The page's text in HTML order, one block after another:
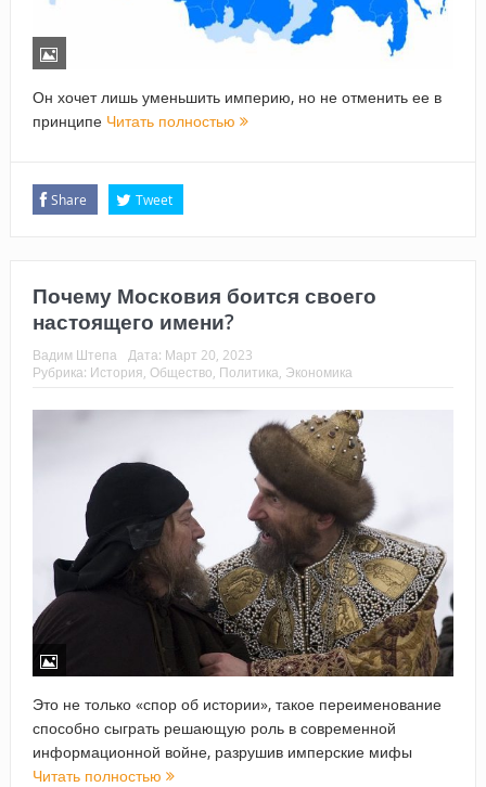
Он хочет лишь уменьшить империю, но не отменить ее в
принципе Читать полностью
Share Tweet
Почему Московия боится своего
настоящего имени?
Вадим Штепа Дата: Март 20, 2023
Рубрика: История Общество Политика Экономика
Это не только «спор об истории», такое переименование
способно сыграть решающую роль в современной
информационной войне, разрушив имперские мифы
Читать полностью